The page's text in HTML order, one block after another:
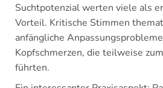
Suchtpotenzial werten viele als
Vorteil. Kritische Stimmen
anfängliche
Kopfschmerzen, die teilweise
führten.